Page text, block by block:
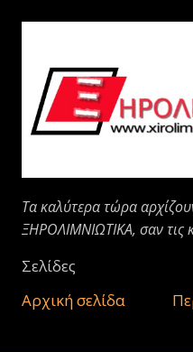
Μετάβαση στο
Τα καλύτερα τώρα
ΞΗΡΟΛΙΜΝΙΩΤΙΚΑ, σαν τις
Σελίδες
Αρχική σελίδα